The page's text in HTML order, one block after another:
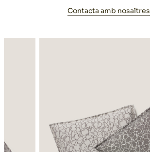
Contacta amb nosaltres